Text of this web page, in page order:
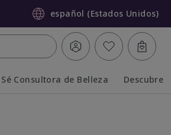
español (Estados Unidos)
Sé Consultora de Belleza Descubre